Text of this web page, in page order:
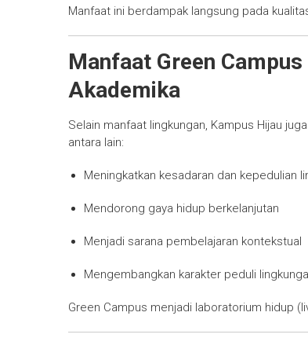
Manfaat ini berdampak langsung pada
Manfaat Green
Akademika
Selain manfaat lingkungan, Kampus Hijau
antara lain:
Meningkatkan kesadaran dan kepedulian
Mendorong gaya hidup berkelanjutan
Menjadi sarana pembelajaran kontekstual
Mengembangkan karakter peduli
Green Campus menjadi laboratorium hidup